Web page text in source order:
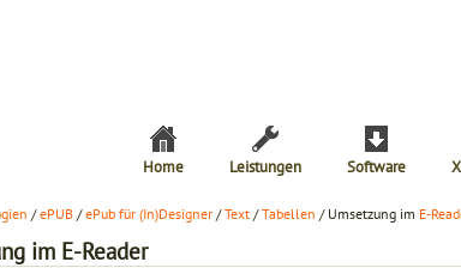
Home Leistungen Software
/ePUB /ePub für (In)Designer /Text /Tabellen / Umsetzung im E-
im E-Reader